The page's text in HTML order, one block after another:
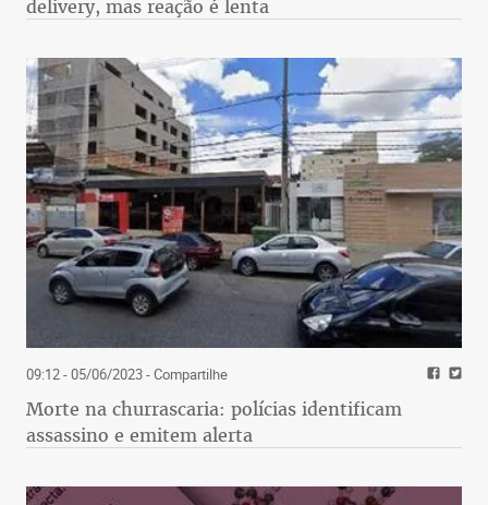
delivery, mas reação é lenta
09:12 - 05/06/2023- Compartilhe
Morte na churrascaria: polícias identificam
assassino e emitem alerta